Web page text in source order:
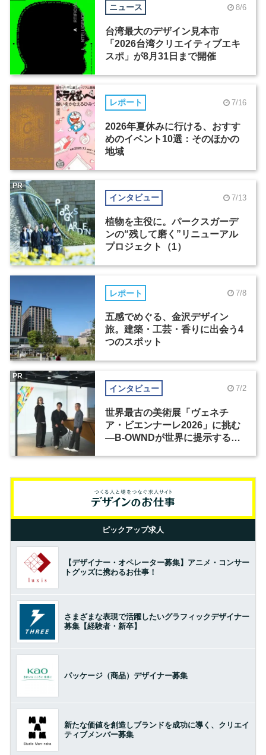
ニュース 8/6
台湾最大のデザイン見本市
「2026台湾クリエイティブエキ
スポ」が8月31日まで開催
レポート 7/16
2026年夏休みに行ける、おすす
めのイベント10選：そのほかの
地域
インタビュー 7/13
植物を主役に。パークスガーデ
ンの“残して磨く”リニューアル
プロジェクト（1）
PR
レポート 7/8
五感でめぐる、金沢デザイン
旅。建築・工芸・香りに出会う4
つのスポット
インタビュー 7/2
世界最古の美術展「ヴェネチ
ア・ビエンナーレ2026」に挑む
―B-OWNDが世界に提示する美
PR
ピックアップ求人
【デザイナー・オペレーター募集】アニメ・コンサー
トグッズに携わるお仕事！
さまざまな表現で活躍したいグラフィックデザイナー
募集【経験者・新卒】
パッケージ（商品）デザイナー募集
新たな価値を創造しブランドを成功に導く、クリエイ
ティブメンバー募集